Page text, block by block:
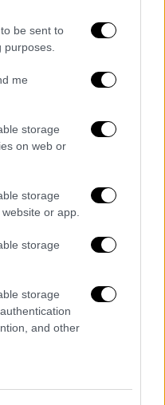
be sent to
me
storage
on web or
storage
or app.
storage
storage
and other
της τράπεζας
Φεβρουάριο.
με έναν από
της ομάδας.
η συμμορία είχε